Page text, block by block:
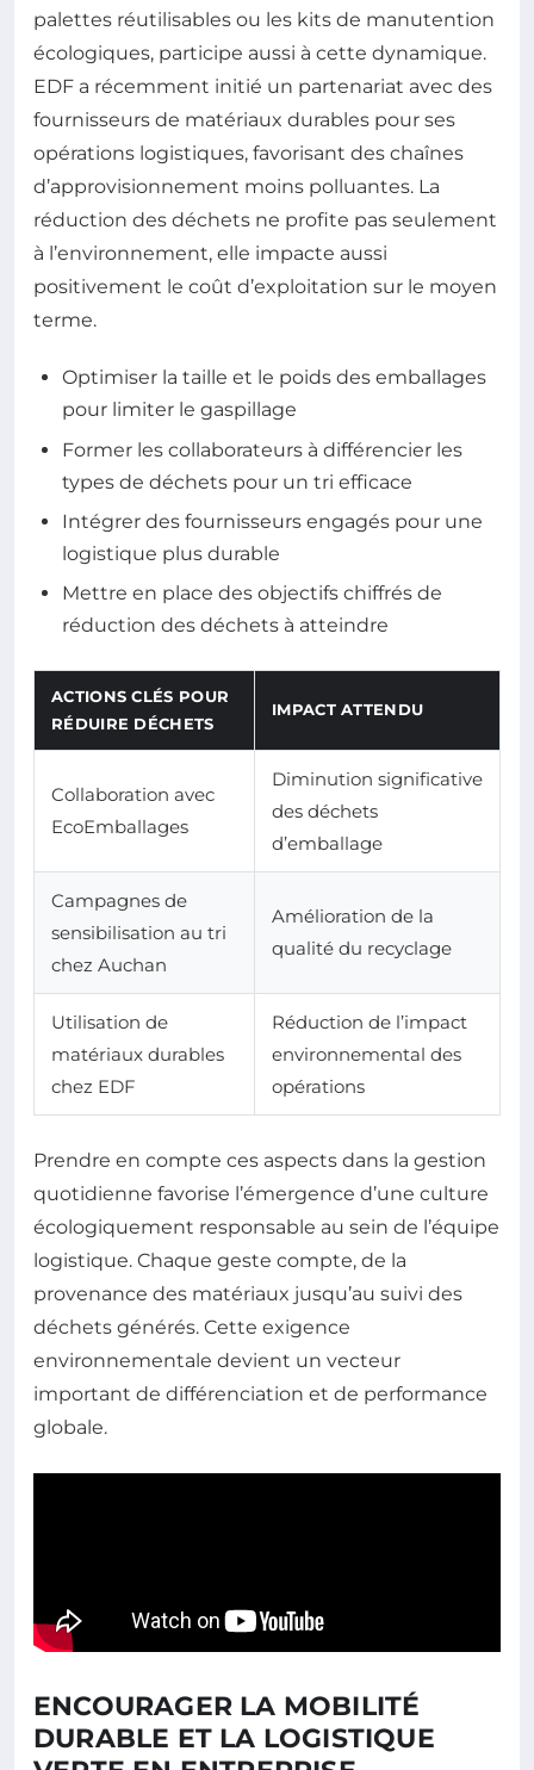
palettes réutilisables ou les kits de manutention
écologiques, participe aussi à cette dynamique.
EDF a récemment initié un partenariat avec des
fournisseurs de matériaux durables pour ses
opérations logistiques, favorisant des chaînes
d’approvisionnement moins polluantes. La
réduction des déchets ne profite pas seulement
à l’environnement, elle impacte aussi
positivement le coût d’exploitation sur le moyen
terme.
Optimiser la taille et le poids des emballages
pour limiter le gaspillage
Former les collaborateurs à différencier les
types de déchets pour un tri efficace
Intégrer des fournisseurs engagés pour une
logistique plus durable
Mettre en place des objectifs chiffrés de
réduction des déchets à atteindre
ACTIONS CLÉS POUR
RÉDUIRE DÉCHETS
IMPACT ATTENDU
Collaboration avec
EcoEmballages
Diminution significative
des déchets
d’emballage
Campagnes de
sensibilisation au tri
chez Auchan
Amélioration de la
qualité du recyclage
Utilisation de
matériaux durables
chez EDF
Réduction de l’impact
environnemental des
opérations
Prendre en compte ces aspects dans la gestion
quotidienne favorise l’émergence d’une culture
écologiquement responsable au sein de l’équipe
logistique. Chaque geste compte, de la
provenance des matériaux jusqu’au suivi des
déchets générés. Cette exigence
environnementale devient un vecteur
important de différenciation et de performance
globale.
ENCOURAGER LA MOBILITÉ
DURABLE ET LA LOGISTIQUE